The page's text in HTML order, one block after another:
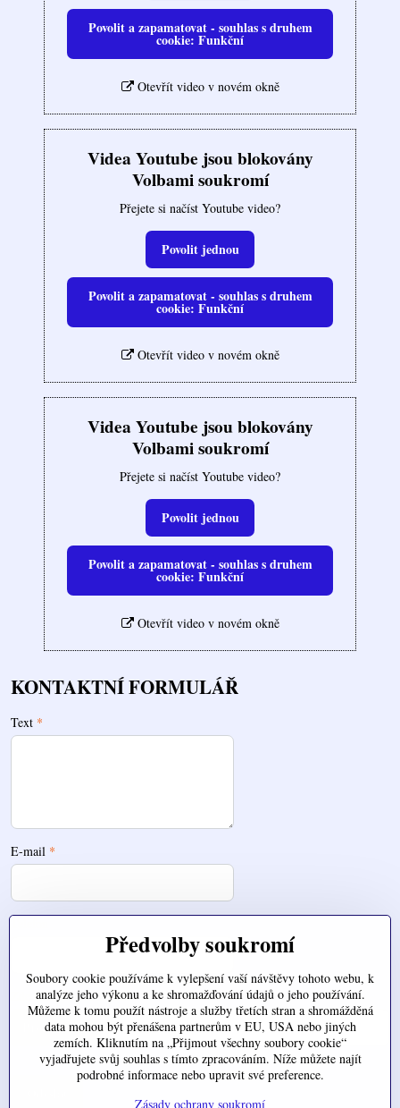
Povolit a zapamatovat - souhlas s druhem
cookie: Funkční
Otevřít video v novém okně
Videa Youtube jsou blokovány
Volbami soukromí
Přejete si načíst Youtube video?
Povolit jednou
Povolit a zapamatovat - souhlas s druhem
cookie: Funkční
Otevřít video v novém okně
Videa Youtube jsou blokovány
Volbami soukromí
Přejete si načíst Youtube video?
Povolit jednou
Povolit a zapamatovat - souhlas s druhem
cookie: Funkční
Otevřít video v novém okně
KONTAKTNÍ FORMULÁŘ
Text *
E-mail *
Zde nahrajte váš soubor
Předvolby soukromí
Soubory cookie používáme k vylepšení vaší návštěvy tohoto webu, k
analýze jeho výkonu a ke shromažďování údajů o jeho používání.
Můžeme k tomu použít nástroje a služby třetích stran a shromážděná
data mohou být přenášena partnerům v EU, USA nebo jiných
zemích. Kliknutím na „Přijmout všechny soubory cookie“
vyjadřujete svůj souhlas s tímto zpracováním. Níže můžete najít
podrobné informace nebo upravit své preference.
Zásady ochrany soukromí